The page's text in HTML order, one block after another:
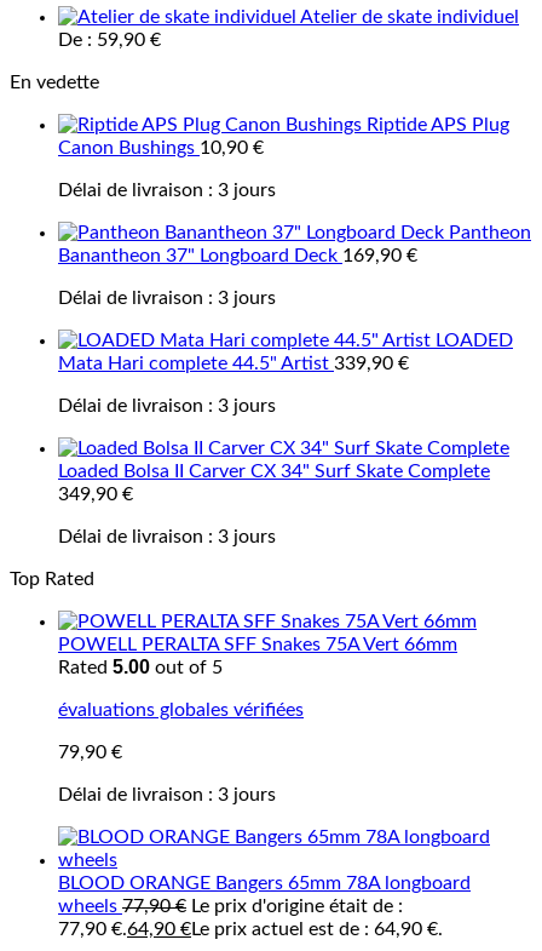
Atelier de skate individuel
De : 59,90 €
En vedette
Riptide APS Plug
Canon Bushings 10,90 €
Délai de livraison : 3 jours
Pantheon
Banantheon 37" Longboard Deck 169,90 €
Délai de livraison : 3 jours
LOADED
Mata Hari complete 44.5" Artist 339,90 €
Délai de livraison : 3 jours
Loaded Bolsa II Carver CX 34" Surf Skate Complete
349,90 €
Délai de livraison : 3 jours
Top Rated
POWELL PERALTA SFF Snakes 75A Vert 66mm
Rated 5.00 out of 5
évaluations globales vérifiées
79,90 €
Délai de livraison : 3 jours
BLOOD ORANGE Bangers 65mm 78A longboard
wheels 77,90€ Le prix d'origine était de :
77,90 €.64,90 €Le prix actuel est de : 64,90 €.